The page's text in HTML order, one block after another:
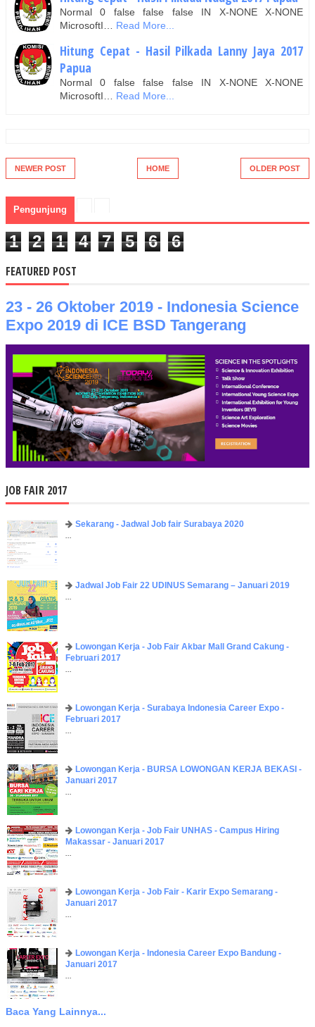
Normal 0 false false false IN X-NONE X-NONE
MicrosoftI…
Read More...
Hitung Cepat - Hasil Pilkada Lanny Jaya 2017
Papua
Normal 0 false false false IN X-NONE X-NONE
MicrosoftI…
Read More...
NEWER POST OLDER POST
HOME
Pengunjung
1 2 1 4 7 5 6 6
FEATURED POST
23 - 26 Oktober 2019 - Indonesia Science
Expo 2019 di ICE BSD Tangerang
JOB FAIR 2017
Sekarang - Jadwal Job fair Surabaya 2020
...
Jadwal Job Fair 22 UDINUS Semarang – Januari 2019
...
Lowongan Kerja - Job Fair ​Akbar ​Mall Grand Cakung -
Februari 2017
...
Lowongan Kerja - Surabaya Indonesia Career Expo -
Februari 2017
...
Lowongan Kerja - BURSA LOWONGAN KERJA BEKASI -
Januari 2017
...
Lowongan Kerja - Job Fair UNHAS - Campus Hiring
Makassar - Januari 2017
...
Lowongan Kerja - Job Fair - Karir Expo Semarang -
Januari 2017
...
Lowongan Kerja - Indonesia Career Expo Bandung -
Januari 2017
...
Baca Yang Lainnya...